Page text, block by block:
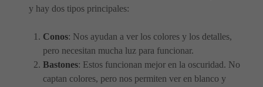
y hay dos tipos principales:
Conos: Nos ayudan a ver los colores y los detalles,
pero necesitan mucha luz para funcionar.
Bastones: Estos funcionan mejor en la oscuridad. No
captan colores, pero nos permiten ver en blanco y